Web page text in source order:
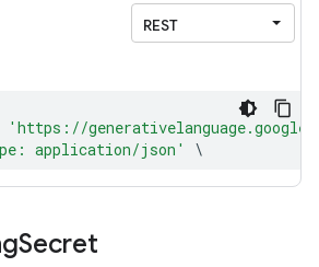
Secret